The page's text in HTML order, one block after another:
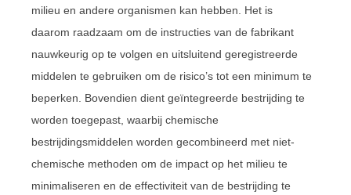
milieu en andere organismen kan hebben. Het is
daarom raadzaam om de instructies van de fabrikant
nauwkeurig op te volgen en uitsluitend geregistreerde
middelen te gebruiken om de risico’s tot een minimum te
beperken. Bovendien dient geïntegreerde bestrijding te
worden toegepast, waarbij chemische
bestrijdingsmiddelen worden gecombineerd met niet-
chemische methoden om de impact op het milieu te
minimaliseren en de effectiviteit van de bestrijding te